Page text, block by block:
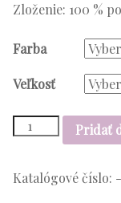
Zloženie: 100 %
Farba
Veľkosť
množstvo
Model
Pridať
Katalógové číslo: -